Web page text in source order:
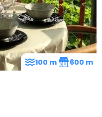
100 m 600 m